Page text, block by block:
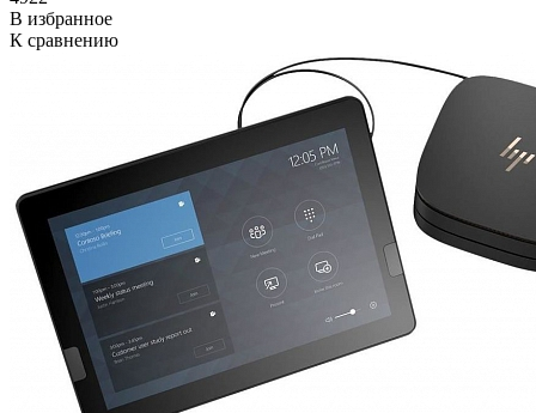
В избранное
К сравнению